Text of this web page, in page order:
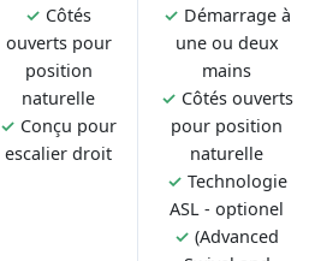
✓ Côtés
ouverts pour
position
naturelle
✓ Conçu pour
escalier droit
✓ Démarrage à
une ou deux
mains
✓ Côtés ouverts
pour position
naturelle
✓ Technologie
ASL - optionel
✓ (Advanced